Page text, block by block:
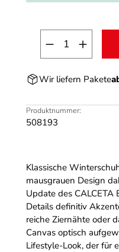
Produkt
Wir liefern Pakete
Produktnummer:
508193
Klas­sische
maus­grauen Design
Update des CALCETA
Details definitiv
reiche Ziernähte oder
Canvas optisch
Lifestyle-Look, der für